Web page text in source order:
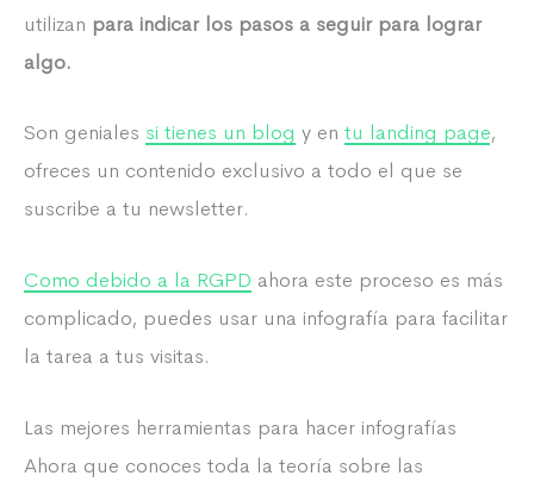
utilizan para indicar los pasos a seguir para lograr
algo.
Son geniales si tienes un blog y en tu landing page,
ofreces un contenido exclusivo a todo el que se
suscribe a tu newsletter.
Como debido a la RGPD ahora este proceso es más
complicado, puedes usar una infografía para facilitar
la tarea a tus visitas.
Las mejores herramientas para hacer infografías
Ahora que conoces toda la teoría sobre las